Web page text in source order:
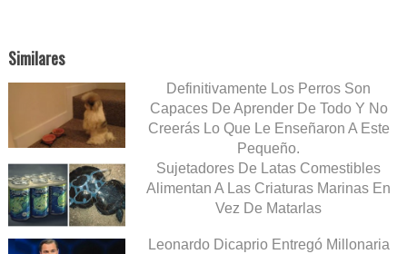
Similares
Definitivamente Los Perros Son
Capaces De Aprender De Todo Y No
Creerás Lo Que Le Enseñaron A Este
Pequeño.
Sujetadores De Latas Comestibles
Alimentan A Las Criaturas Marinas En
Vez De Matarlas
Leonardo Dicaprio Entregó Millonaria